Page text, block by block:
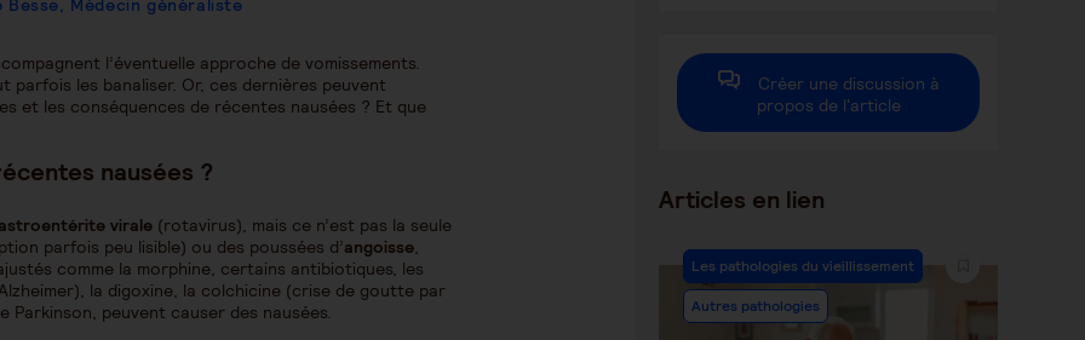
Besse, Médecin généraliste
l’éventuelle approche de vomissements.
parfois les banaliser. Or, ces dernières peuvent
et les conséquences de récentes nausées ? Et que
nausées ?
virale (rotavirus), mais ce n’est pas la seule
parfois peu lisible) ou des poussées d’angoisse,
comme la morphine, certains antibiotiques, les
la digoxine, la colchicine (crise de goutte par
Parkinson, peuvent causer des nausées.
Créer une discussion à
propos de l'article
Articles en lien
Les pathologies du vieillissement
Autres pathologies